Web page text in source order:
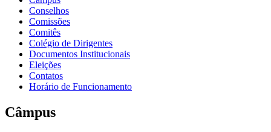
Conselhos
Comissões
Comitês
Colégio de Dirigentes
Documentos Institucionais
Eleições
Contatos
Horário de Funcionamento
Câmpus